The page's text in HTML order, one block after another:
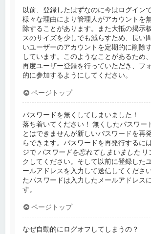
以前、登録したはずなのに今はログイン
様々な理由により管理人がアカウントを
除することがあります。また大抵の掲示
スのサイズを少しでも減らすため、長い
いユーザーのアカウントを定期的に削除
しています。このようなことがあるため
再度ユーザー登録を行っていただき、フ
的に参加するようにしてください。
ページトップ
パスワードを無くしてしまいました！
落ち着いてください！ 無くしたパスワー
とはできませんが新しいパスワードを再
らできます。パスワードを再発行するに
ジで パスワードを忘れてしまいました リ
クしてください。そして以前に登録した
ールアドレスを入力して送信してくださ
たパスワードは入力したメールアドレス
す。
ページトップ
なぜ自動的にログオフしてしまうの？